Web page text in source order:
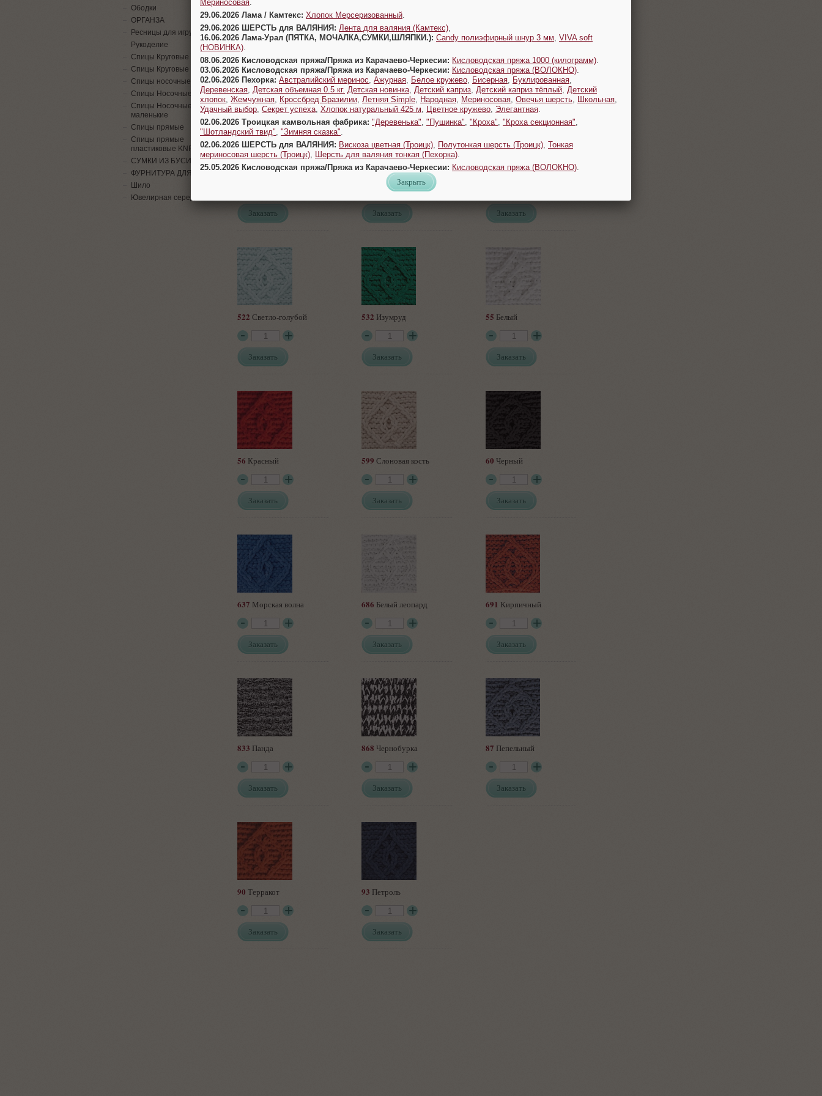
329Молочно-коричневый
Заказать
343Угольный серый
Заказать Заказать
415Пустынный
Заказать
44Фиолетовый
Заказать
500Серый
Заказать
522 Светло-голубой
Заказать
532 Изумруд
Заказать
55 Белый
Заказать
56 Красный
Заказать
599 Слоновая кость
Заказать
60 Черный
Заказать
637 Морская волна
Заказать
686 Белый леопард
Заказать
691 Кирпичный
Заказать
833 Панда
Заказать
868 Чернобурка
Заказать
87 Пепельный
Заказать
90 Терракот
Заказать
93 Петроль
Заказать
Ободки
ОРГАНЗА
Ресницы для игрушек
Рукоделие
Спицы Круговые "Гамма"
Спицы Круговые эконом.
Спицы носочные
Спицы Носочные Гамма
Спицы Носочные Гамма
маленькие
Спицы прямые
Спицы прямые
пластиковые KNP1
СУМКИ ИЗ БУСИН
ФУРНИТУРА ДЛЯ СУМОК
Шило
Ювелирная серединка
Мериносовая
29.06.2026 Лама / Камтекс: Хлопок Мерсеризованный
29.06.2026 ШЕРСТЬ для ВАЛЯНИЯ: Лента для валяния (Камтекс)
16.06.2026 Лама-Урал (ПЯТКА, МОЧАЛКА,СУМКИ,ШЛЯПКИ.): Candy полиэфирный шнур 3 мм VIVA soft
(НОВИНКА)
08.06.2026 Кисловодская пряжа/Пряжа из Карачаево-Черкесии: Кисловодская пряжа 1000 (килограмм)
03.06.2026 Кисловодская пряжа/Пряжа из Карачаево-Черкесии: Кисловодская пряжа (ВОЛОКНО)
02.06.2026 Пехорка: Австралийский меринос Ажурная Белое кружево Бисерная Буклированная
Деревенская Детская объемная 0.5 кг. Детская новинка Детский каприз Детский каприз тёплый Детский
хлопок Жемчужная Кроссбред Бразилии Летняя Simple Народная Мериносовая Овечья шерсть Школьная
Удачный выбор Секрет успеха Хлопок натуральный 425 м Цветное кружево Элегантная
02.06.2026 Троицкая камвольная фабрика: "Деревенька" "Пушинка" "Кроха" "Кроха секционная"
"Шотландский твид" "Зимняя сказка"
02.06.2026 ШЕРСТЬ для ВАЛЯНИЯ: Вискоза цветная (Троицк) Полутонкая шерсть (Троицк) Тонкая
мериносовая шерсть (Троицк)
Шерсть для валяния тонкая (Пехорка)
25.05.2026 Кисловодская пряжа/Пряжа из Карачаево-Черкесии: Кисловодская пряжа (ВОЛОКНО)
Закрыть